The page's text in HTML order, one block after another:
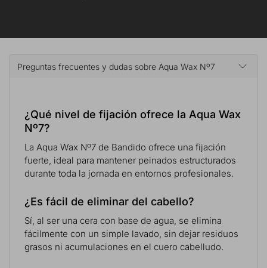
Preguntas frecuentes y dudas sobre Aqua Wax Nº7
¿Qué nivel de fijación ofrece la Aqua Wax
Nº7?
La Aqua Wax Nº7 de Bandido ofrece una fijación
fuerte, ideal para mantener peinados estructurados
durante toda la jornada en entornos profesionales.
¿Es fácil de eliminar del cabello?
Sí, al ser una cera con base de agua, se elimina
fácilmente con un simple lavado, sin dejar residuos
grasos ni acumulaciones en el cuero cabelludo.